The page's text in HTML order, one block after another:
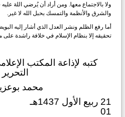
ولا بالاجتماع معها. ومن أراد أن يُرضي اللهَ
والشرق والأنظمة والتمسك بحبل الله لا غير.
أما رفع الظلم ونشر العدل الذي أشار إليه
تحقيقه إلا بنظام الإسلام في خلافة راشدة على
كتبه لإذاعة المكتب
التحرير
محمد
21 ربيع الأول 1437هـ
01